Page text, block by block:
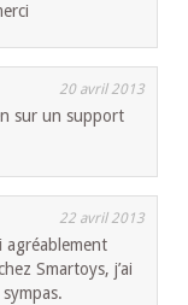
20 avril 2013
sur un support
22 avril 2013
agréablement
Smartoys, j’ai